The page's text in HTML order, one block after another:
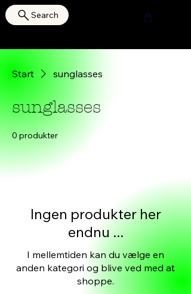
Search
Start sunglasses
sunglasses
0 produkter
Ingen produkter her
endnu ...
I mellemtiden kan du vælge en
anden kategori og blive ved med at
shoppe.